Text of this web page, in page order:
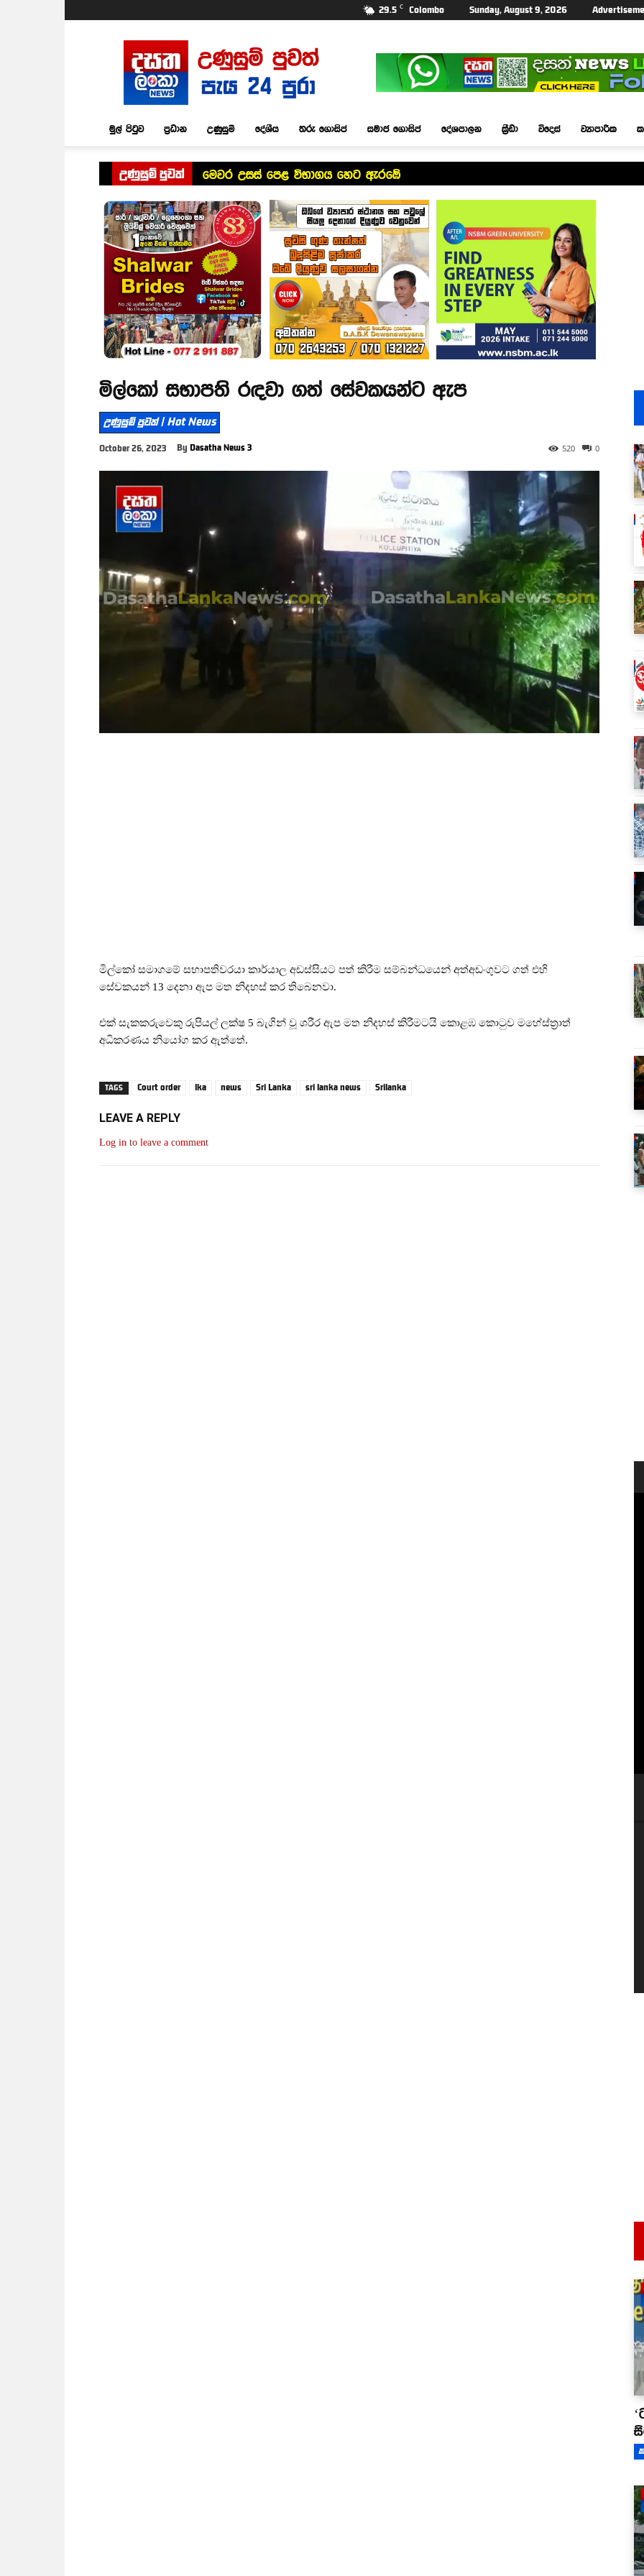
29.5 C Colombo Sunday, August 9, 2026
Dasatha
Lanka
News
මුල් පිටුව ප්‍රධාන උණුසුම් දේශීය තරු ගොසිප් සමාජ ගොසිප් දේශපාලන ක්‍රීඩා විදෙස් ව්‍යාපාරික
උණුසුම් පුවත් මෙවර උසස් පෙළ විභාගය හෙට ඇරඹේ
මිල්කෝ සභාපති රඳවා ගත් සේවකයන්ට ඇප
උණුසුම් පුවත් | Hot News
October 26, 2023 By Dasatha News 3 0
520
මිල්කෝ සමාගමේ සභාපතිවරයා කාර්යාල අඩස්සියට පත් කිරීම සම්බන්ධයෙන් අත්අඩංගුවට ගත් එහි
සේවකයන් 13 දෙනා ඇප මත නිදහස් කර තිබෙනවා.
එක් සැකකරුවෙකු රුපියල් ලක්ෂ 5 බැගින් වූ ශරීර ඇප මත නිදහස් කිරීමටයි කොළඹ කොටුව මහේස්ත්‍රාත්
අධිකරණය නියෝග කර ඇත්තේ.
TAGS Court order lka news Sri Lanka sri lanka news Srilanka
LEAVE A REPLY
Log in to leave a comment